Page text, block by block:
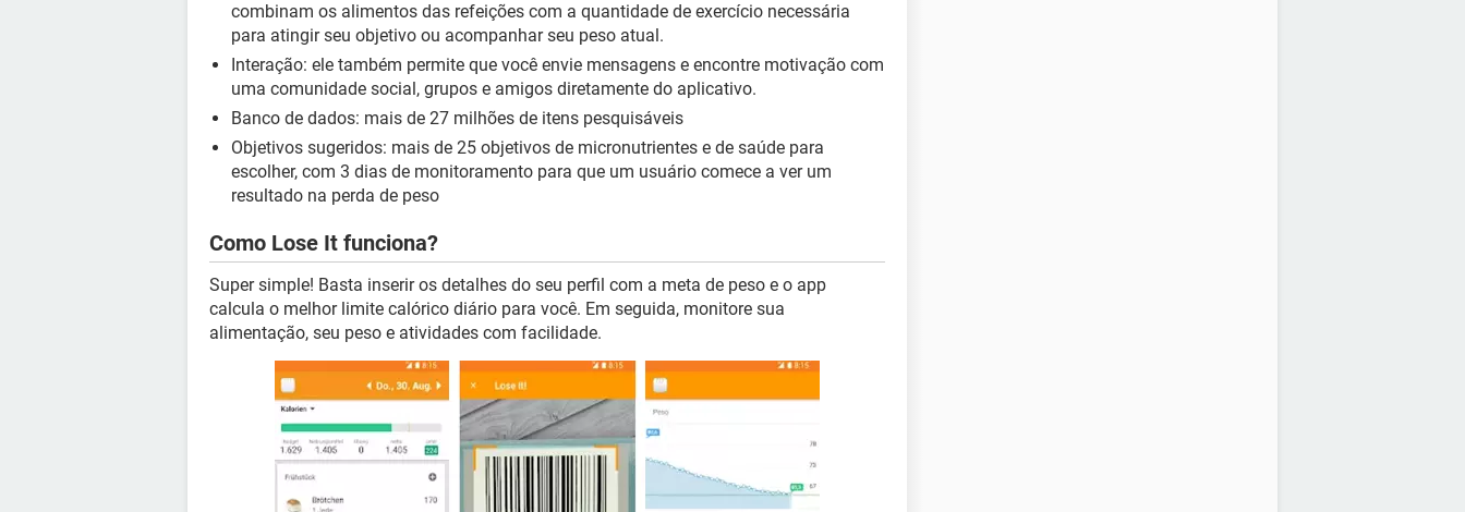
combinam os alimentos das refeições com a quantidade de exercício necessária
para atingir seu objetivo ou acompanhar seu peso atual.
Interação: ele também permite que você envie mensagens e encontre motivação com
uma comunidade social, grupos e amigos diretamente do aplicativo.
Banco de dados: mais de 27 milhões de itens pesquisáveis ​​
Objetivos sugeridos: mais de 25 objetivos de micronutrientes e de saúde para
escolher, com 3 dias de monitoramento para que um usuário comece a ver um
resultado na perda de peso
Como Lose It funciona?
Super simple! Basta inserir os detalhes do seu perfil com a meta de peso e o app
calcula o melhor limite calórico diário para você. Em seguida, monitore sua
alimentação, seu peso e atividades com facilidade.